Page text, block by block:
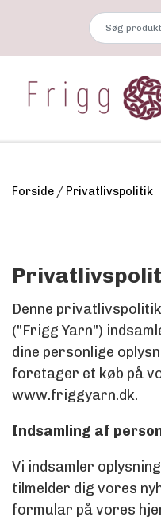
Forside Privatlivspolitik
Denne
("Frigg Yarn")
dine personlige
foretager et køb på
www.friggyarn.dk.
Indsamling af
Vi indsamler
tilmelder dig vores
formular på vores